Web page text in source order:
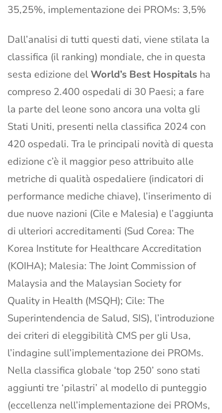
35,25%, implementazione dei PROMs: 3,5%
Dall’analisi di tutti questi dati, viene stilata la
classifica (il ranking) mondiale, che in questa
sesta edizione delWorld’s Best Hospitals ha
compreso 2.400 ospedali di 30 Paesi; a fare
la parte del leone sono ancora una volta gli
Stati Uniti, presenti nella classifica 2024 con
420 ospedali. Tra le principali novità di questa
edizione c’è il maggior peso attribuito alle
metriche di qualità ospedaliere (indicatori di
performance mediche chiave), l’inserimento di
due nuove nazioni (Cile e Malesia) e l’aggiunta
di ulteriori accreditamenti (Sud Corea: The
Korea Institute for Healthcare Accreditation
(KOIHA); Malesia: The Joint Commission of
Malaysia and the Malaysian Society for
Quality in Health (MSQH); Cile: The
Superintendencia de Salud, SIS), l’introduzione
dei criteri di eleggibilità CMS per gli Usa,
l’indagine sull’implementazione dei PROMs.
Nella classifica globale ‘top 250’ sono stati
aggiunti tre ‘pilastri’ al modello di punteggio
(eccellenza nell’implementazione dei PROMs,